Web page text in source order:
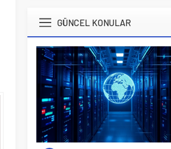
GÜNCEL KONULAR